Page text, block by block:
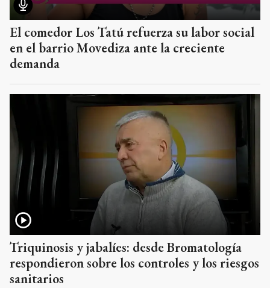
El comedor Los Tatú refuerza su labor social
en el barrio Movediza ante la creciente
demanda
Triquinosis y jabalíes: desde Bromatología
respondieron sobre los controles y los riesgos
sanitarios